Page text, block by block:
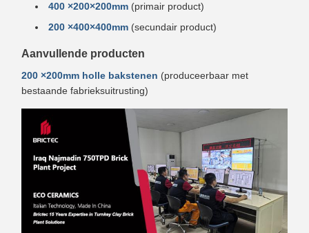
400 ×200×200mm (primair product)
200 ×400×400mm (secundair product)
Aanvullende producten
200 ×200mm holle bakstenen (produceerbaar met
bestaande fabrieksuitrusting)